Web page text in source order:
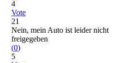
4
Vote
21
Nein, mein Auto ist leider nicht
freigegeben
(0)
5